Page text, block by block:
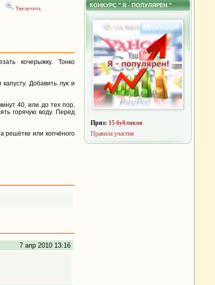
Увеличить
кочерыжку. Тонко
Добавить лук и
40, или до тех пор,
горячую воду. Перед
решётке или копчёного
7 апр 2010 13:16
КОНКУРС " Я - ПОПУЛЯРЕН "
Приз: 15 бубликов
Правила участия